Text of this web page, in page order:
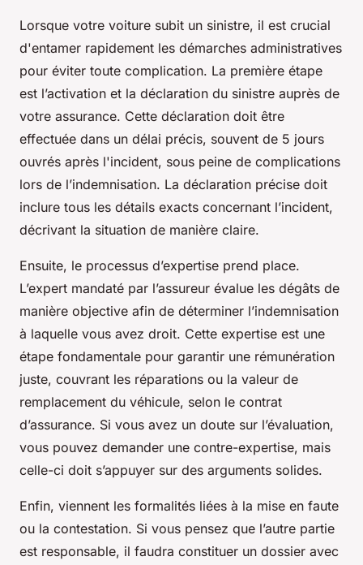
Lorsque votre voiture subit un sinistre, il est crucial
d'entamer rapidement les démarches administratives
pour éviter toute complication. La première étape
est l’activation et la déclaration du sinistre auprès de
votre assurance. Cette déclaration doit être
effectuée dans un délai précis, souvent de 5 jours
ouvrés après l'incident, sous peine de complications
lors de l’indemnisation. La déclaration précise doit
inclure tous les détails exacts concernant l’incident,
décrivant la situation de manière claire.
Ensuite, le processus d’expertise prend place.
L’expert mandaté par l’assureur évalue les dégâts de
manière objective afin de déterminer l’indemnisation
à laquelle vous avez droit. Cette expertise est une
étape fondamentale pour garantir une rémunération
juste, couvrant les réparations ou la valeur de
remplacement du véhicule, selon le contrat
d’assurance. Si vous avez un doute sur l’évaluation,
vous pouvez demander une contre-expertise, mais
celle-ci doit s’appuyer sur des arguments solides.
Enfin, viennent les formalités liées à la mise en faute
ou la contestation. Si vous pensez que l’autre partie
est responsable, il faudra constituer un dossier avec